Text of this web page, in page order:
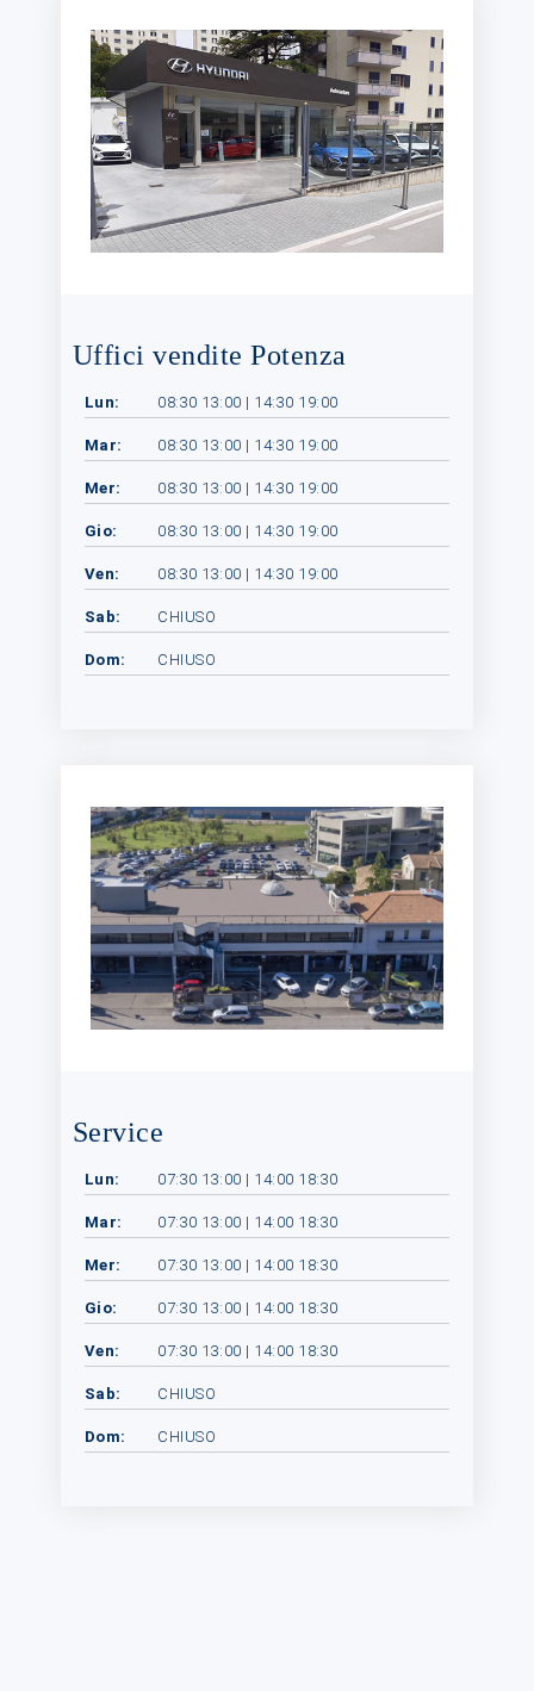
Uffici vendite Potenza
Lun: 08:30 13:00 | 14:30 19:00
Mar: 08:30 13:00 | 14:30 19:00
Mer: 08:30 13:00 | 14:30 19:00
Gio: 08:30 13:00 | 14:30 19:00
Ven: 08:30 13:00 | 14:30 19:00
Sab: CHIUSO
Dom: CHIUSO
Service
Lun: 07:30 13:00 | 14:00 18:30
Mar: 07:30 13:00 | 14:00 18:30
Mer: 07:30 13:00 | 14:00 18:30
Gio: 07:30 13:00 | 14:00 18:30
Ven: 07:30 13:00 | 14:00 18:30
Sab: CHIUSO
Dom: CHIUSO